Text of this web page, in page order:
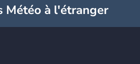
Météo à l'étranger